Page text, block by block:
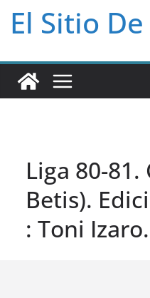
El Sitio
Liga 80-81.
Betis).
: Toni Izaro.